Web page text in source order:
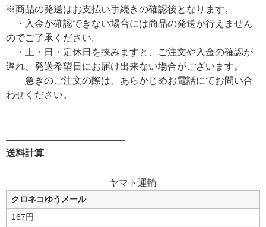
※商品の発送はお支払い手続きの確認後となります。
・入金が確認できない場合には商品の発送が行えません
のでご了承ください。
・土・日・定休日を挟みますと、ご注文や入金の確認が
遅れ、発送希望日にお届け出来ない場合がございます。
急ぎのご注文の際は、あらかじめお電話にてお問い合
わせください。
送料計算
ヤマト運輸
クロネコゆうメール
167円